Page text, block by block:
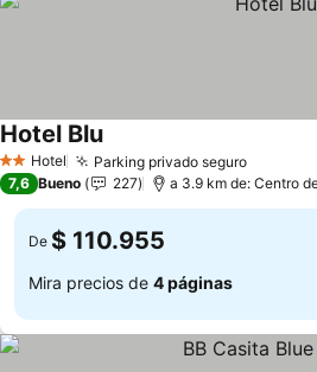
2 Estrellas
Hotel Parking privado seguroVer
Hotel BluVer precios
7,6 Bueno 227 a 3.9 km de: Centro
De $ 110.955
Mira precios de 4 páginas